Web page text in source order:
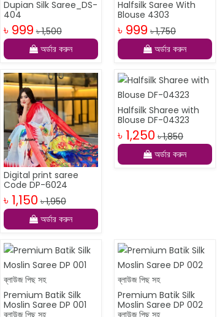
Dupian Silk Saree_DS-
404
৳ 999 ৳ 1,500
অর্ডার করুন
Halfsilk Saree With
Blouse 4303
৳ 999 ৳ 1,750
অর্ডার করুন
Digital print saree
Code DP-6024
৳ 1,150 ৳ 1,950
অর্ডার করুন
Halfsilk Sharee with
Blouse DF-04323
৳ 1,250 ৳ 1,850
অর্ডার করুন
Premium Batik Silk
Moslin Saree DP 001
Premium Batik Silk
Moslin Saree DP 002